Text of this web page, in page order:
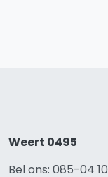
Weert 0495
Bel ons: 085-04